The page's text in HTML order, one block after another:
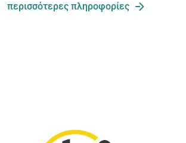
περισσότερες πληροφορίες